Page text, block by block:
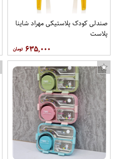
صندلی کودک پلاستیکی مهراد شاینا
پلاست
۶۳۵,۰۰۰